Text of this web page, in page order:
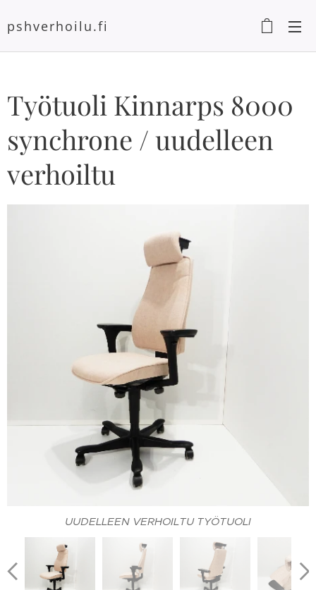
pshverhoilu.fi
Työtuoli Kinnarps 8000
synchrone / uudelleen
verhoiltu
UUDELLEEN VERHOILTU TYÖTUOLI